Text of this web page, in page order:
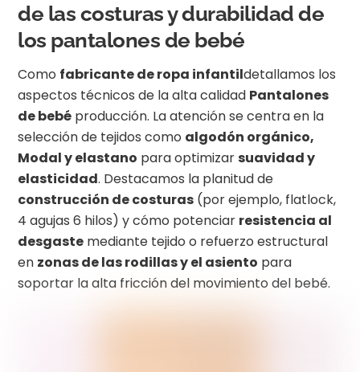
de las costuras y durabilidad de
los pantalones de bebé
Como fabricante de ropa infantildetallamos los
aspectos técnicos de la alta calidad Pantalones
de bebé producción. La atención se centra en la
selección de tejidos como algodón orgánico,
Modal y elastano para optimizar suavidad y
elasticidad. Destacamos la planitud de
construcción de costuras (por ejemplo, flatlock,
4 agujas 6 hilos) y cómo potenciar resistencia al
desgaste mediante tejido o refuerzo estructural
en zonas de las rodillas y el asiento para
soportar la alta fricción del movimiento del bebé.